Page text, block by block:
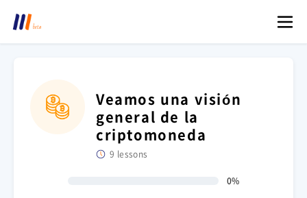
Veamos una visión
general de la
criptomoneda
9 lessons
0%